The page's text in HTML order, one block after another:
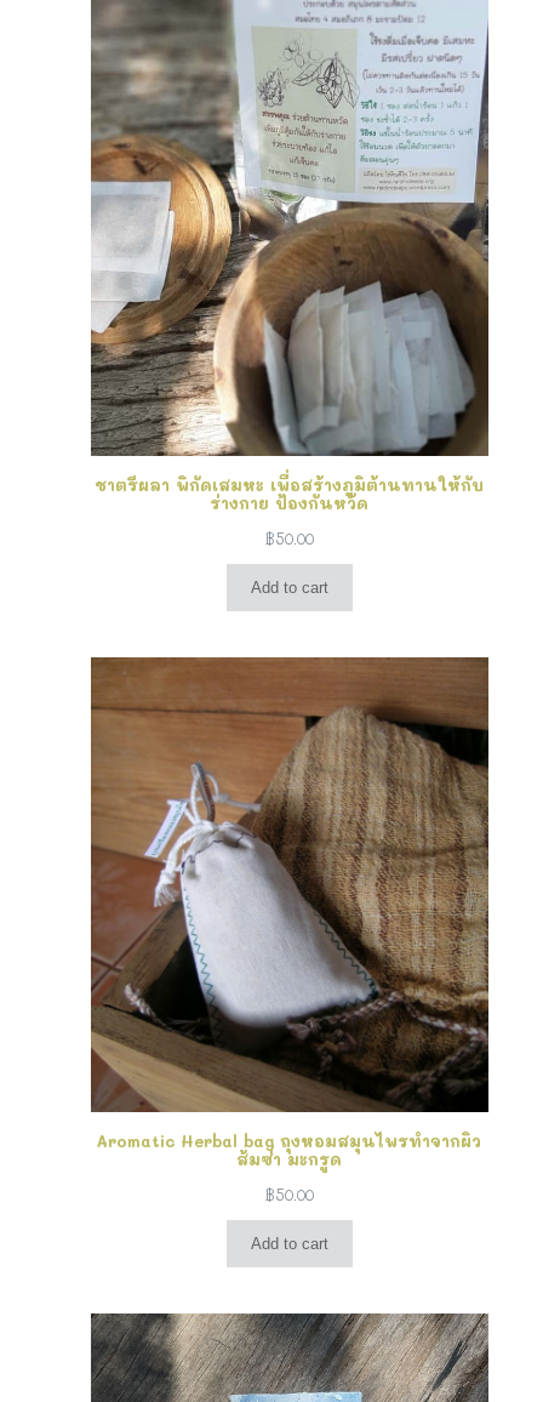
ชาตรีผลา พิกัดเสมหะ เพื่อสร้างภูมิต้านทานให้กับ
ร่างกาย ป้องกันหวัด
฿50.00
Add to cart
Aromatic Herbal bag ถุงหอมสมุนไพรทำจากผิว
ส้มซ่า มะกรูด
฿50.00
Add to cart